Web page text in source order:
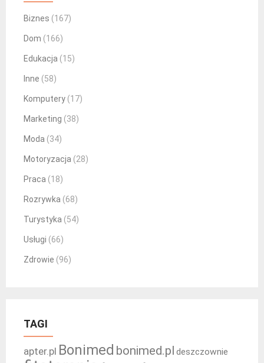
Biznes (167)
Dom (166)
Edukacja (15)
Inne (58)
Komputery (17)
Marketing (38)
Moda (34)
Motoryzacja (28)
Praca (18)
Rozrywka (68)
Turystyka (54)
Usługi (66)
Zdrowie (96)
TAGI
apter.pl Bonimed bonimed.pl deszczownie